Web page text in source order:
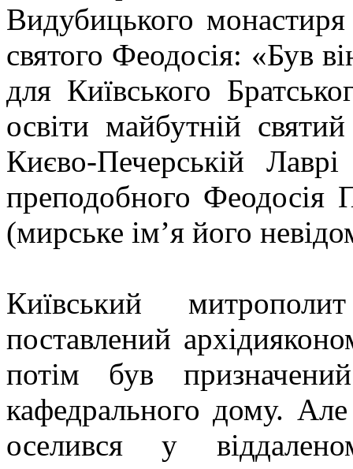
Видубицького
святого Феодосія: «Був
для Київського
освіти майбутній
Києво-Печерській
преподобного Феодосія
(мирське ім’я його
Київський
поставлений
потім був
кафедрального дому.
оселився у